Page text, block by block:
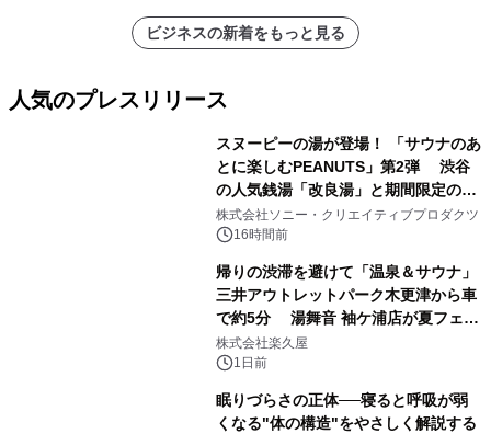
ビジネスの新着をもっと見る
人気のプレスリリース
スヌーピーの湯が登場！ 「サウナのあ
とに楽しむPEANUTS」第2弾 渋谷
の人気銭湯「改良湯」と期間限定のコ
ラボレーション サウナイキタイコラ
ボグッズも発売決定！
株式会社ソニー・クリエイティブプロダクツ
16時間前
帰りの渋滞を避けて「温泉＆サウナ」
三井アウトレットパーク木更津から車
で約5分 湯舞音 袖ケ浦店が夏フェア
メニューを提供
株式会社楽久屋
1日前
眠りづらさの正体──寝ると呼吸が弱
くなる"体の構造"をやさしく解説する